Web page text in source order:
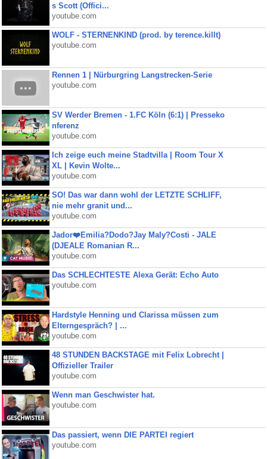
s Scott (Offici...
youtube.com
WOLF - STERNENKIND (prod. by terence.killt)
youtube.com
Rennen 1 | Nürburgring Langstrecken-Serie
youtube.com
SV Werder Bremen - 1.FC Köln (6:1) | Presseko
nferenz
youtube.com
Ich zeige euch meine Stadtvilla | Room Tour X
XL | Kevin Wolte...
youtube.com
SO! Das war dann wohl der LETZTE SCHLIFF,
nie mehr granit und...
youtube.com
Jador❤️Emilia?Dodo?Jay Maly?Costi - JALE
(DJEALE Romanian R...
youtube.com
Das SCHLECHTESTE Alexa Gerät: Echo Auto
youtube.com
Hardstyle Henning und Clarissa müssen zum
Elterngespräch? | ...
youtube.com
48 STUNDEN BACKSTAGE mit Felix Lobrecht |
Offizieller Trailer
youtube.com
Wenn man Geschwister hat.
youtube.com
Das passiert, wenn DIE PARTEI regiert
youtube.com